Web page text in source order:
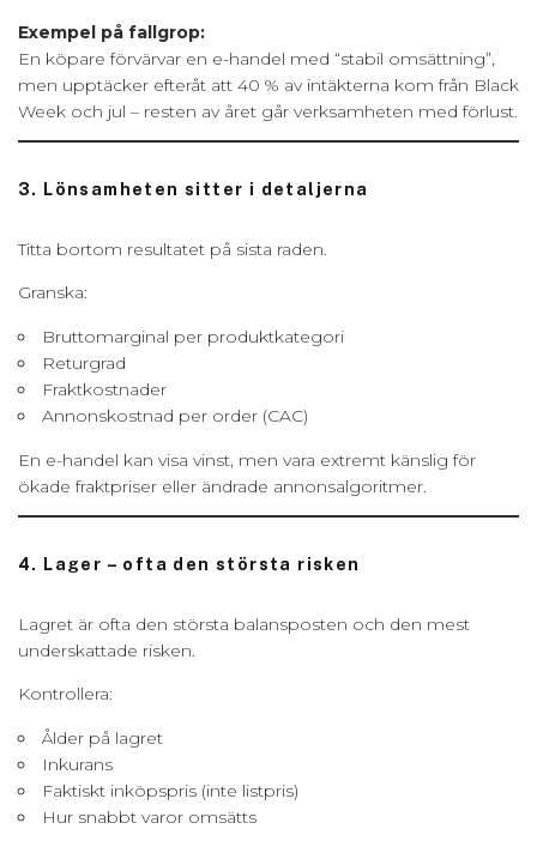
Exempel på fallgrop:
En köpare förvärvar en e-handel med “stabil omsättning”,
men upptäcker efteråt att 40 % av intäkterna kom från Black
Week och jul – resten av året går verksamheten med förlust.
3. Lönsamheten sitter i detaljerna
Titta bortom resultatet på sista raden.
Granska:
Bruttomarginal per produktkategori
Returgrad
Fraktkostnader
Annonskostnad per order (CAC)
En e-handel kan visa vinst, men vara extremt känslig för
ökade fraktpriser eller ändrade annonsalgoritmer.
4. Lager – ofta den största risken
Lagret är ofta den största balansposten och den mest
underskattade risken.
Kontrollera:
Ålder på lagret
Inkurans
Faktiskt inköpspris (inte listpris)
Hur snabbt varor omsätts